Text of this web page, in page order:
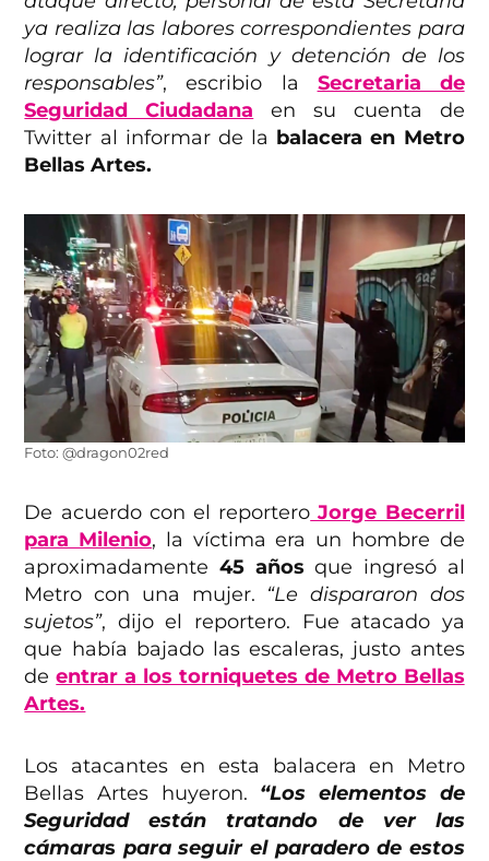
ya realiza las labores correspondientes para
lograr la identificación y detención de los
responsables”, escribio la Secretaria de
Seguridad Ciudadana en su cuenta de
Twitter al informar de la balacera en Metro
Bellas Artes.
Foto: @dragon02red
De acuerdo con el reportero Jorge Becerril
para Milenio, la víctima era un hombre de
aproximadamente45 años que ingresó al
Metro con una mujer. “Le dispararon dos
sujetos”, dijo el reportero. Fue atacado ya
que había bajado las escaleras, justo antes
deentrar a los torniquetes de Metro Bellas
Artes.
Los atacantes en esta balacera en Metro
Bellas Artes huyeron. “Los elementos de
Seguridadestán tratando de ver las
cámaras para seguir el paradero de estos